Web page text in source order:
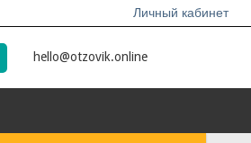
Личный кабинет
hello@otzovik.online